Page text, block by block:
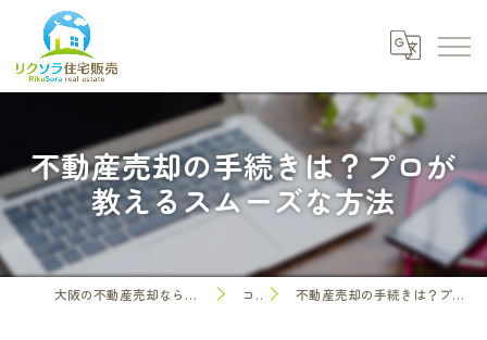
不動産売却の手続きは？プロが
教えるスムーズな方法
大阪の不動産売却なら株式会社リクソラ住宅販売 コラム 不動産売却の手続きは？プロが教えるスムーズな方法